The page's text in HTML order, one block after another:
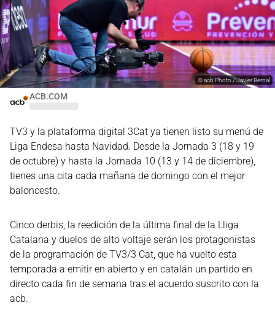
ACB.COM
©acb Photo / Javier Bernal
TV3 y la plataforma digital 3Cat ya tienen listo su menú de
Liga Endesa hasta Navidad. Desde la Jornada 3 (18 y 19
de octubre) y hasta la Jornada 10 (13 y 14 de diciembre),
tienes una cita cada mañana de domingo con el mejor
baloncesto.
Cinco derbis, la reedición de la última final de la Lliga
Catalana y duelos de alto voltaje serán los protagonistas
de la programación de TV3/3 Cat, que ha vuelto esta
temporada a emitir en abierto y en catalán un partido en
directo cada fin de semana tras el acuerdo suscrito con la
acb.